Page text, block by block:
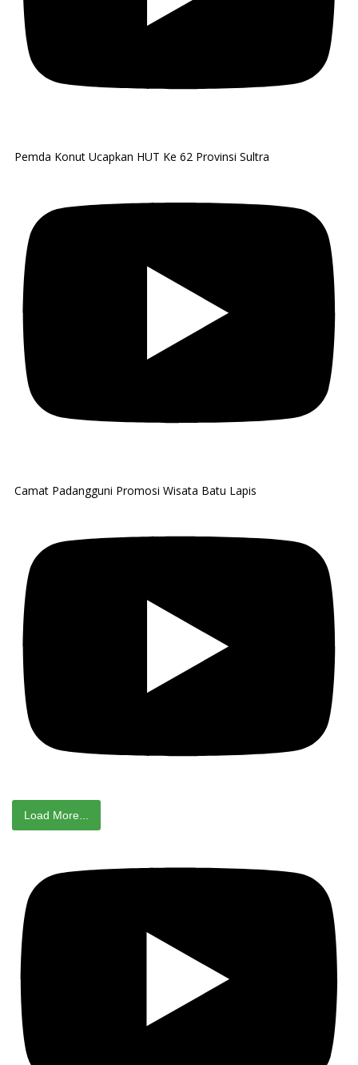
Pemda Konut Ucapkan HUT Ke 62 Provinsi Sultra
Camat Padangguni Promosi Wisata Batu Lapis
Load More...